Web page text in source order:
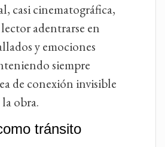
casi cinematográfica,
adentrarse en
y emociones
siempre
de conexión invisible
obra.
tránsito